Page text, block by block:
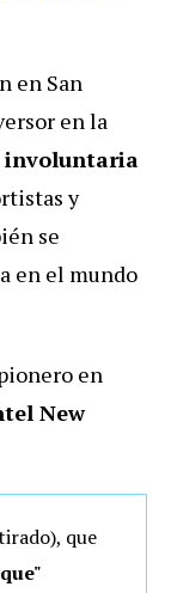
en San
en la
involuntaria
y
se
en el mundo
en
New
que